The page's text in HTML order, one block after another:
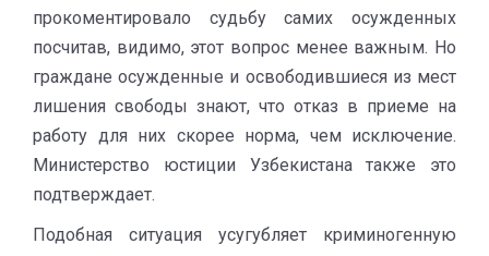
прокоментировало судьбу самих осужденных
посчитав, видимо, этот вопрос менее важным. Но
граждане осужденные и освободившиеся из мест
лишения свободы знают, что отказ в приеме на
работу для них скорее норма, чем исключение.
Министерство юстиции Узбекистана также это
подтверждает.
Подобная ситуация усугубляет криминогенную